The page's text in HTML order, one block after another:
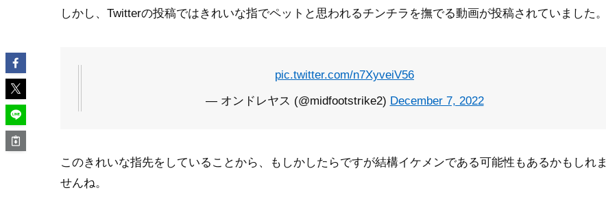
しかし、Twitterの投稿ではきれいな指でペットと思われるチンチラを撫でる動画が投稿されていました。
pic.twitter.com/n7XyveiV56
— オンドレヤス (@midfootstrike2) December 7, 2022
このきれいな指先をしていることから、もしかしたらですが結構イケメンである可能性もあるかもしれま
せんね。